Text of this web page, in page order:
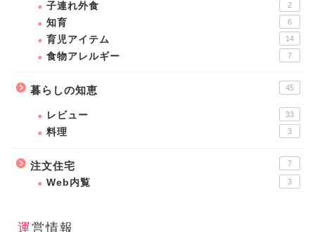
子連れ外食 2
知育 6
育児アイテム 14
食物アレルギー 7
暮らしの知恵 45
レビュー 33
料理 3
注文住宅 7
Web内覧 3
運営情報